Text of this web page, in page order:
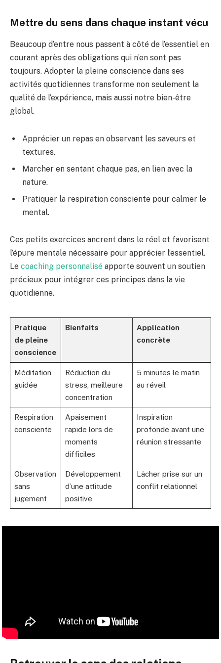
Mettre du sens dans chaque instant vécu
Beaucoup d’entre nous passent à côté de l’essentiel en
courant après des obligations qui n’en sont pas
toujours. Adopter la pleine conscience dans ses
activités quotidiennes transforme non seulement la
qualité de l’expérience, mais aussi notre bien-être
global.
Apprécier un repas en observant les saveurs et
textures.
Marcher en sentant chaque pas, en lien avec la
nature.
Pratiquer la respiration consciente pour calmer le
mental.
Ces petits exercices ancrent dans le réel et favorisent
l’épure mentale nécessaire pour apprécier l’essentiel.
Le coaching personnalisé apporte souvent un soutien
précieux pour intégrer ces principes dans la vie
quotidienne.
Pratique
de pleine
conscience
Bienfaits
Application
concrète
Méditation
guidée
Réduction du
stress, meilleure
concentration
5 minutes le matin
au réveil
Respiration
consciente
Apaisement
rapide lors de
moments
difficiles
Inspiration
profonde avant une
réunion stressante
Observation
sans
jugement
Développement
d’une attitude
positive
Lâcher prise sur un
conflit relationnel